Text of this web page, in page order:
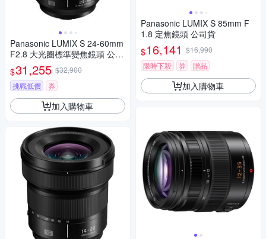
Panasonic LUMIX S 24-60mm
F2.8 大光圈標準變焦鏡頭 公司
貨 S-E2460GC
$31,255 $32,900
挑戰低價
券
加入購物車
Panasonic LUMIX S 85mm F
1.8 定焦鏡頭 公司貨
$16,141 $16,990
限時下殺
券 贈品
加入購物車